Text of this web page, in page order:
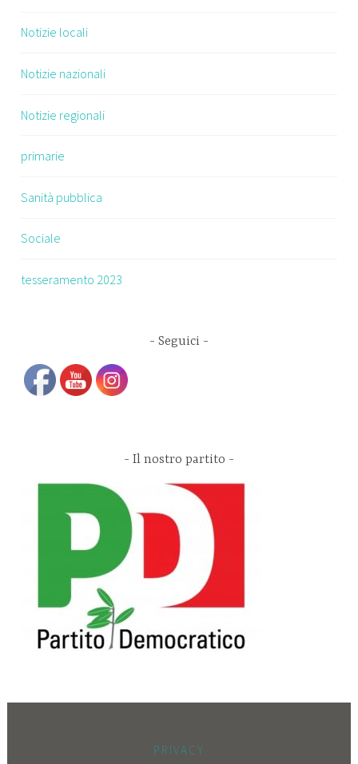
Notizie locali
Notizie nazionali
Notizie regionali
primarie
Sanità pubblica
Sociale
tesseramento 2023
Seguici
Il nostro partito
PRIVACY